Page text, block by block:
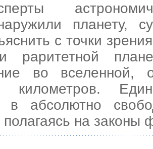
планету,
с точки
раритетной
во вселенной,
километров.
в абсолютно
на законы